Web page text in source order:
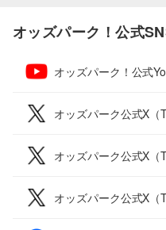
オッズパーク！公式
オッズパーク！公式
オッズパーク公式X（
オッズパーク公式X（
オッズパーク公式X（